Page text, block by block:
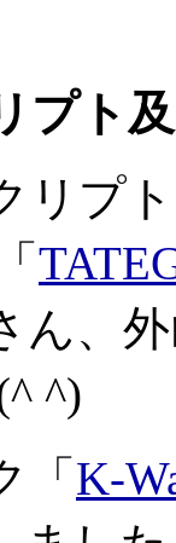
プト
リプ
ん、
^)
「 K-